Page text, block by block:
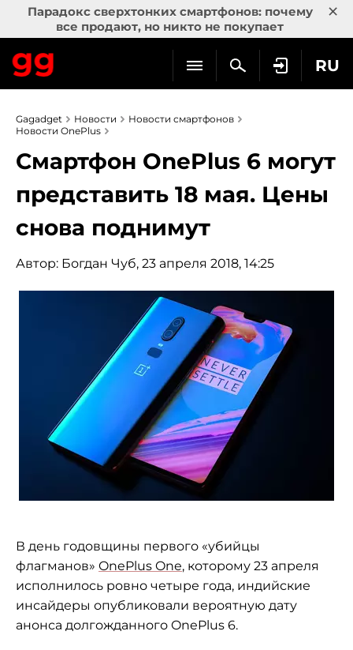
Парадокс сверхтонких смартфонов: почему
все продают, но никто не покупает
×
RU
Gagadget Новости
Новости смартфонов
Новости OnePlus
Смартфон OnePlus 6 могут
представить 18 мая. Цены
снова поднимут
Автор: Богдан Чуб, 23 апреля 2018, 14:25
В день годовщины первого «убийцы
флагманов» OnePlus One, которому 23 апреля
исполнилось ровно четыре года, индийские
инсайдеры опубликовали вероятную дату
анонса долгожданного OnePlus 6.